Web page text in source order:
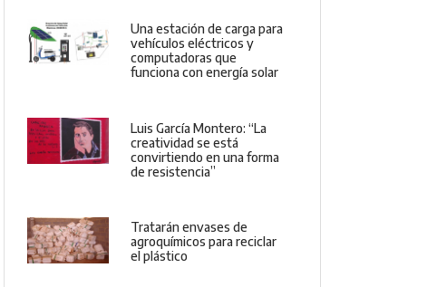
Una estación de carga para
vehículos eléctricos y
computadoras que
funciona con energía solar
Luis García Montero: “La
creatividad se está
convirtiendo en una forma
de resistencia”
Tratarán envases de
agroquímicos para reciclar
el plástico